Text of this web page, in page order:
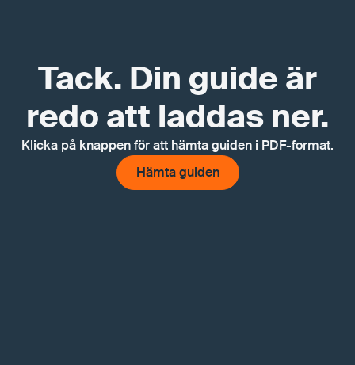
Tack. Din guide är
redo att laddas ner.
Klicka på knappen för att hämta guiden i PDF-format.
Hämta guiden
Hämta guiden